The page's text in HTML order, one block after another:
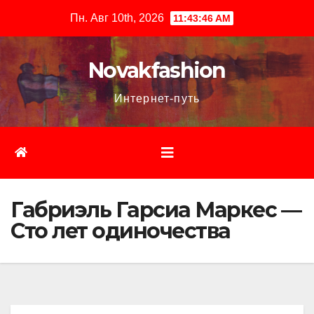
содержимому
Пн. Авг 10th, 2026 11:43:47 AM
Novakfashion
Интернет-путь
Габриэль Гарсиа Маркес —
Сто лет одиночества